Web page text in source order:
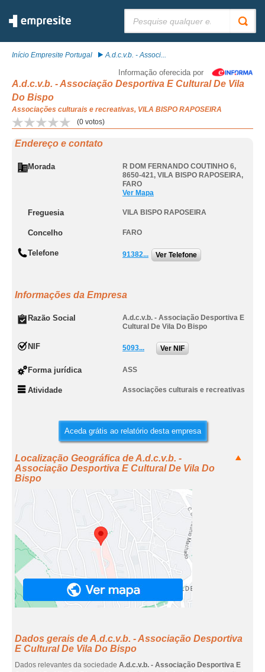
Início Empresite Portugal A.d.c.v.b. - Associ...
Informação oferecida por
A.d.c.v.b. - Associação Desportiva E Cultural De Vila
Do Bispo
Associações culturais e recreativas, VILA BISPO RAPOSEIRA
(0 votos)
Endereço e contato
Morada
R DOM FERNANDO COUTINHO 6,
8650-421, VILA BISPO RAPOSEIRA,
FARO
Ver Mapa
Freguesia VILA BISPO RAPOSEIRA
Concelho FARO
Telefone 91382... Ver Telefone
Informações da Empresa
Razão Social
A.d.c.v.b. - Associação Desportiva E
Cultural De Vila Do Bispo
NIF 5093... Ver NIF
Forma jurídica ASS
Atividade Associações culturais e recreativas
Aceda grátis ao relatório desta empresa
Localização Geográfica de A.d.c.v.b. -
Associação Desportiva E Cultural De Vila Do
Bispo
Dados gerais de A.d.c.v.b. - Associação Desportiva
E Cultural De Vila Do Bispo
Dados relevantes da sociedade A.d.c.v.b. - Associação Desportiva E